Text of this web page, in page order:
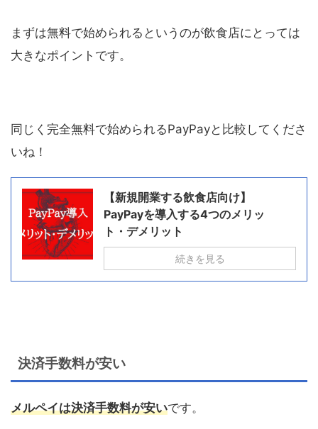
まずは無料で始められるというのが飲食店にとっては
大きなポイントです。
同じく完全無料で始められるPayPayと比較してくださ
いね！
【新規開業する飲食店向け】
PayPayを導入する4つのメリッ
ト・デメリット
続きを見る
決済手数料が安い
メルペイは決済手数料が安いです。